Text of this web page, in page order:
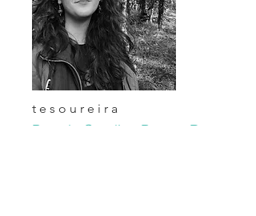
tesoureira
Brenda Carolina Busato Rotter